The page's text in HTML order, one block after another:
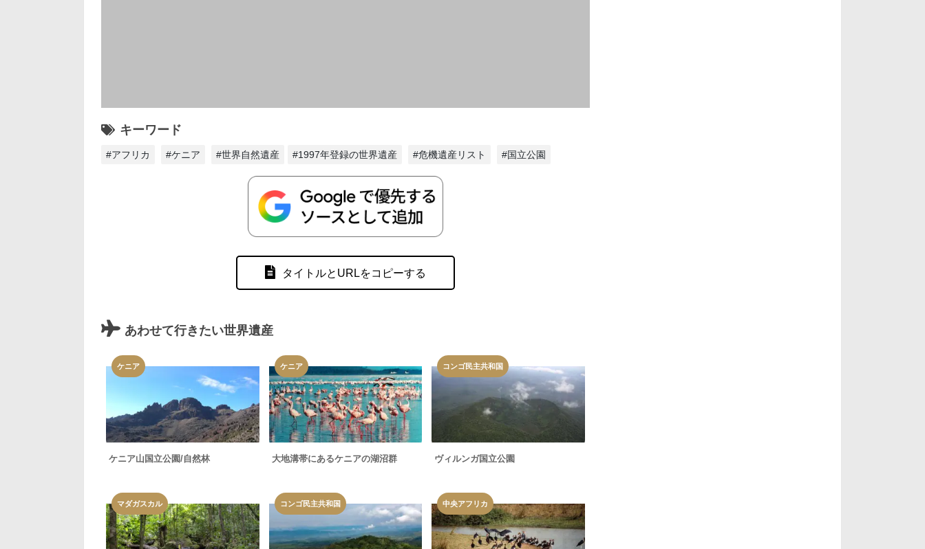
キーワード
#アフリカ #ケニア #世界自然遺産 #1997年登録の世界遺産 #危機遺産リスト #国立公園
タイトルとURLをコピーする
あわせて行きたい世界遺産
ケニア
ケニア山国立公園/自然林
ケニア
大地溝帯にあるケニアの湖沼群
コンゴ民主共和国
ヴィルンガ国立公園
マダガスカル コンゴ民主共和国 中央アフリカ